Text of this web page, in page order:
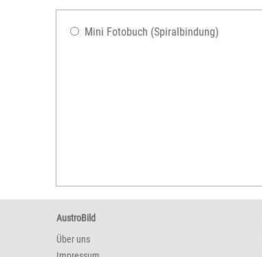
Mini Fotobuch (Spiralbindung)
AustroBild
Über uns